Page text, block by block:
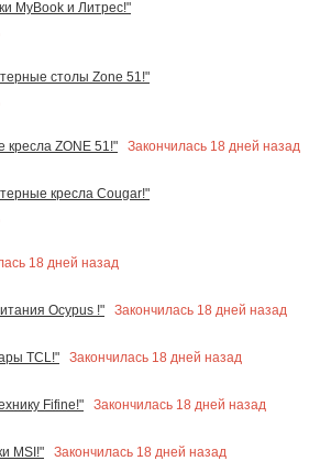
MyBook и Литрес!"
столы Zone 51!"
ZONE 51!"
Закончилась 18 дней назад
кресла Cougar!"
18 дней назад
Ocypus !"
Закончилась 18 дней назад
TCL!"
Закончилась 18 дней назад
Fifine!"
Закончилась 18 дней назад
MSI!"
Закончилась 18 дней назад